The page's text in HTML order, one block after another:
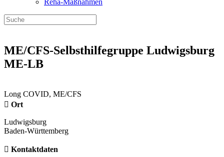
Reha-Maßnahmen
ME/CFS-Selbsthilfegruppe Ludwigsburg
ME-LB
Long COVID, ME/CFS
Ort
Ludwigsburg
Baden-Württemberg
Kontaktdaten